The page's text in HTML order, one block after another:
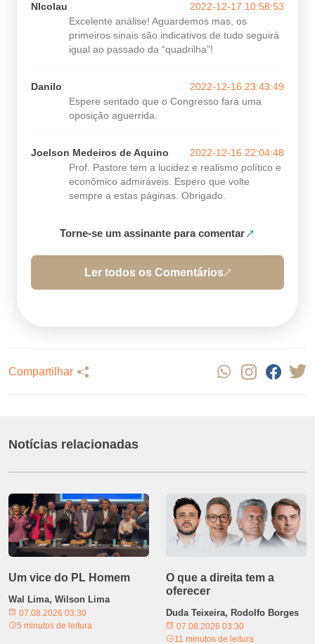
NIcolau
2022-12-17 10:58:53
Excelente análise! Aguardemos mas, os
primeiros sinais são indicativos de tudo seguirá
igual ao passado da “quadrilha”!
Danilo
2022-12-16 23:43:49
Espere sentado que o Congresso fará uma
oposição aguerrida.
Joelson Medeiros de Aquino
2022-12-16 22:04:48
Prof. Pastore tem a lucidez e realismo político e
econômico admiráveis. Espero que volte
sempre a estas páginas. Obrigado.
Torne-se um assinante para comentar
Ler todos os Comentários
Compartilhar
Notícias relacionadas
Um vice do PL Homem
Wal Lima, Wilson Lima
07.08.2026 03:30
5 minutos de leitura
O que a direita tem a
oferecer
Duda Teixeira, Rodolfo Borges
07.08.2026 03:30
11 minutos de leitura